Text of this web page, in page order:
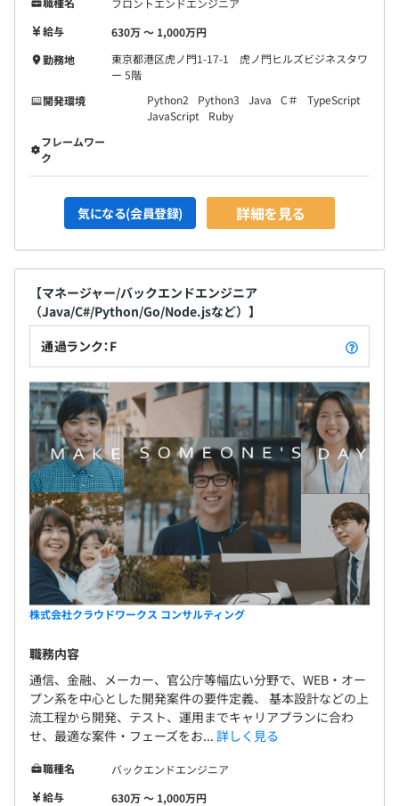
フロントエンドエンジニア
給与
630万 〜 1,000万円
勤務地
東京都港区虎ノ門1-17-1 虎ノ門ヒルズビジネスタワ
ー 5階
開発環境
Python2 Python3 Java C＃
TypeScript
JavaScript
Ruby
フレームワー
ク
気になる(会員登録) 詳細を見る
【マネージャー/バックエンドエンジニア
（Java/C#/Python/Go/Node.jsなど）】
通過ランク：F
株式会社クラウドワークス コンサルティング
職務内容
通信、金融、メーカー、官公庁等幅広い分野で、WEB・オー
プン系を中心とした開発案件の要件定義、 基本設計などの上
流工程から開発、テスト、運用までキャリアプランに合わ
せ、最適な案件・フェーズをお... 詳しく見る
職種名
バックエンドエンジニア
給与
630万 〜 1,000万円